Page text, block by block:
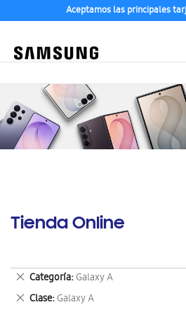
Aceptamos las principales
Tienda Online
Categoría Galaxy A
Eliminar
este
artículo
Clase Galaxy A
Eliminar